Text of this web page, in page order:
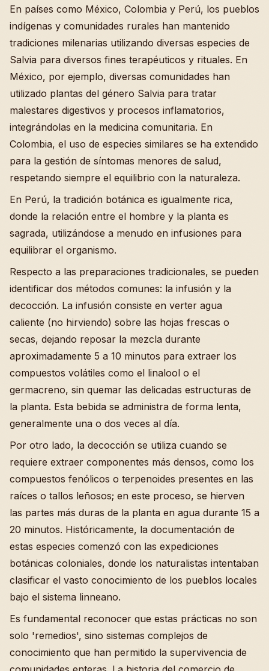
En países como México, Colombia y Perú, los pueblos
indígenas y comunidades rurales han mantenido
tradiciones milenarias utilizando diversas especies de
Salvia para diversos fines terapéuticos y rituales. En
México, por ejemplo, diversas comunidades han
utilizado plantas del género Salvia para tratar
malestares digestivos y procesos inflamatorios,
integrándolas en la medicina comunitaria. En
Colombia, el uso de especies similares se ha extendido
para la gestión de síntomas menores de salud,
respetando siempre el equilibrio con la naturaleza.
En Perú, la tradición botánica es igualmente rica,
donde la relación entre el hombre y la planta es
sagrada, utilizándose a menudo en infusiones para
equilibrar el organismo.
Respecto a las preparaciones tradicionales, se pueden
identificar dos métodos comunes: la infusión y la
decocción. La infusión consiste en verter agua
caliente (no hirviendo) sobre las hojas frescas o
secas, dejando reposar la mezcla durante
aproximadamente 5 a 10 minutos para extraer los
compuestos volátiles como el linalool o el
germacreno, sin quemar las delicadas estructuras de
la planta. Esta bebida se administra de forma lenta,
generalmente una o dos veces al día.
Por otro lado, la decocción se utiliza cuando se
requiere extraer componentes más densos, como los
compuestos fenólicos o terpenoides presentes en las
raíces o tallos leñosos; en este proceso, se hierven
las partes más duras de la planta en agua durante 15 a
20 minutos. Históricamente, la documentación de
estas especies comenzó con las expediciones
botánicas coloniales, donde los naturalistas intentaban
clasificar el vasto conocimiento de los pueblos locales
bajo el sistema linneano.
Es fundamental reconocer que estas prácticas no son
solo 'remedios', sino sistemas complejos de
conocimiento que han permitido la supervivencia de